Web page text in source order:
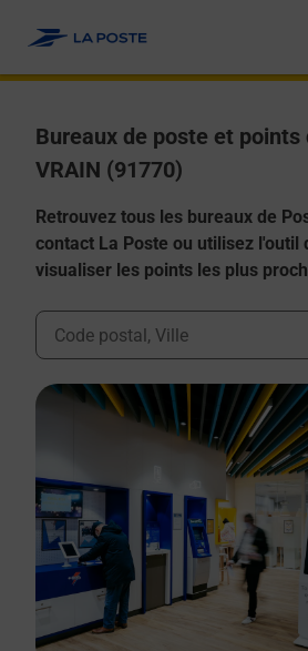
Bureaux de poste et points
VRAIN (91770)
Retrouvez tous les bureaux de
contact La Poste ou utilisez l'outil
visualiser les points les plus
Ville, Département, Code Postal